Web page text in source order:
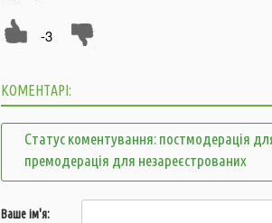
-3
КОМЕНТАРІ:
Статус коментування: постмодерація
премодерація для незареєстрованих
Ваше ім'я: